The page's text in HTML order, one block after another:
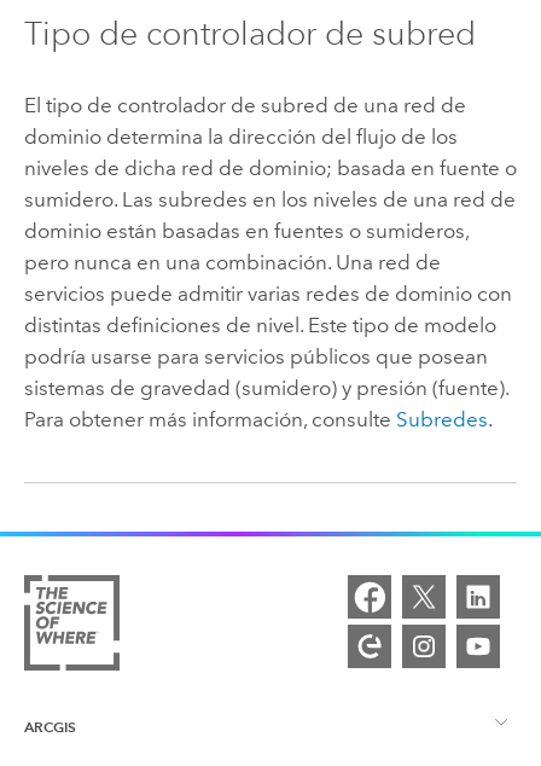
Tipo de controlador de subred
El tipo de controlador de subred de una red de
dominio determina la dirección del flujo de los
niveles de dicha red de dominio; basada en fuente o
sumidero. Las subredes en los niveles de una red de
dominio están basadas en fuentes o sumideros,
pero nunca en una combinación. Una red de
servicios puede admitir varias redes de dominio con
distintas definiciones de nivel. Este tipo de modelo
podría usarse para servicios públicos que posean
sistemas de gravedad (sumidero) y presión (fuente).
Para obtener más información, consulte Subredes.
ARCGIS